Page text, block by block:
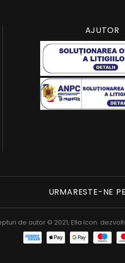
AJUTOR
URMARESTE-NE PE
de autor © 2021, Ella Icon.